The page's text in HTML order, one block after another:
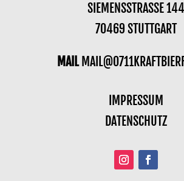
SIEMENSSTRASSE 144
70469 STUTTGART
MAIL
IMPRESSUM
DATENSCHUTZ